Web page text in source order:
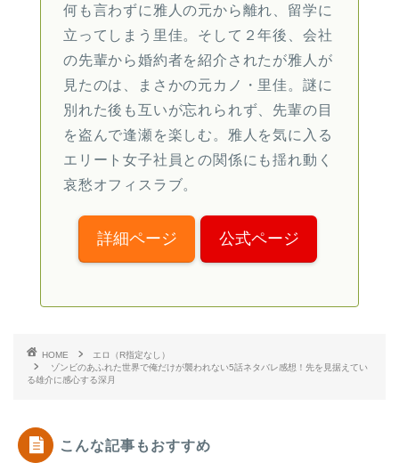
何も言わずに雅人の元から離れ、留学に
立ってしまう里佳。そして２年後、会社
の先輩から婚約者を紹介されたが雅人が
見たのは、まさかの元カノ・里佳。謎に
別れた後も互いが忘れられず、先輩の目
を盗んで逢瀬を楽しむ。雅人を気に入る
エリート女子社員との関係にも揺れ動く
哀愁オフィスラブ。
詳細ページ 公式ページ
HOME
エロ（R指定なし）
ゾンビのあふれた世界で俺だけが襲われない5話ネタバレ感想！先を見据えてい
る雄介に感心する深月
こんな記事もおすすめ